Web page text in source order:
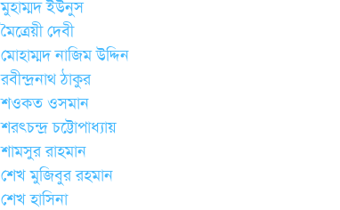
মুহাম্মদ ইউনুস
মৈত্রেয়ী দেবী
মোহাম্মদ নাজিম উদ্দিন
রবীন্দ্রনাথ ঠাকুর
শওকত ওসমান
শরৎচন্দ্র চট্টোপাধ্যায়
শামসুর রাহমান
শেখ মুজিবুর রহমান
শেখ হাসিনা